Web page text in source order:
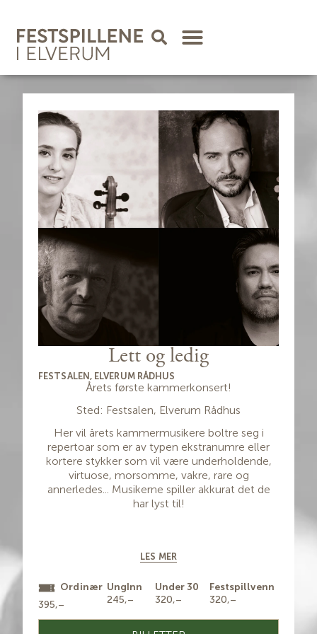
Lett og ledig
FESTSALEN, ELVERUM RÅDHUS
Årets første kammerkonsert!
Sted: Festsalen, Elverum Rådhus
Her vil årets kammermusikere boltre seg i
repertoar som er av typen ekstranumre eller
kortere stykker som vil være underholdende,
virtuose, morsomme, vakre, rare og
annerledes... Musikerne spiller akkurat det de
har lyst til!
Yngve Søberg, baryton
Stian Carstensen, trekkspill
Wolfgang Plagge, klaver
Ole Edvard Antonsen, trompet
LES MER
Ordinær
395,–
UngInn
245,–
Under 30
320,–
Festspillvenn
320,–